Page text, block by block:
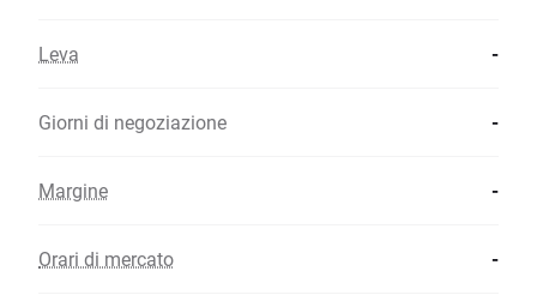
Leva -
Giorni di negoziazione -
Margine -
Orari di mercato -